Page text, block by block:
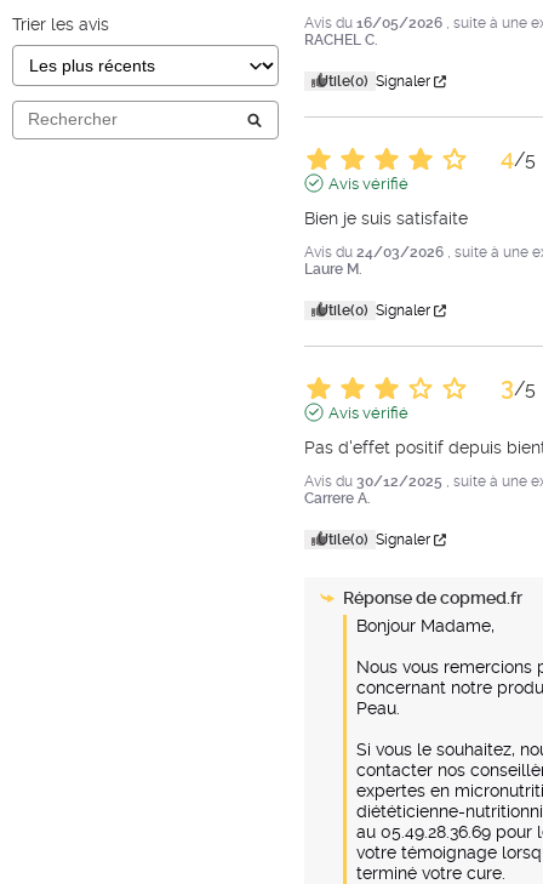
Trier les avis Avis du 16/05/2026 , suite à une
RACHEL C.
Utile(0) Signaler
4/5
Avis vérifié
Bien je suis satisfaite
Avis du 24/03/2026 , suite à une
Laure M.
Utile(0) Signaler
3/5
Avis vérifié
Pas d'effet positif depuis
Avis du 30/12/2025 , suite à une
Carrere A.
Utile(0) Signaler
Réponse decopmed.fr
Bonjour Madame,
Nous vous remercions
concernant notre
Peau.
Si vous le souhaitez,
contacter nos
expertes en
diététicienne-
au 05.49.28.36.69
votre témoignage
terminé votre cure.